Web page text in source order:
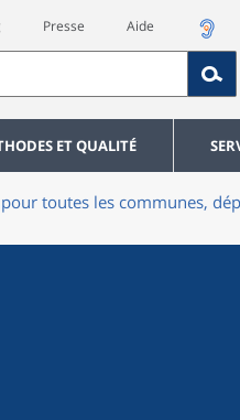
Presse Aide
ET QUALITÉ
toutes les communes,